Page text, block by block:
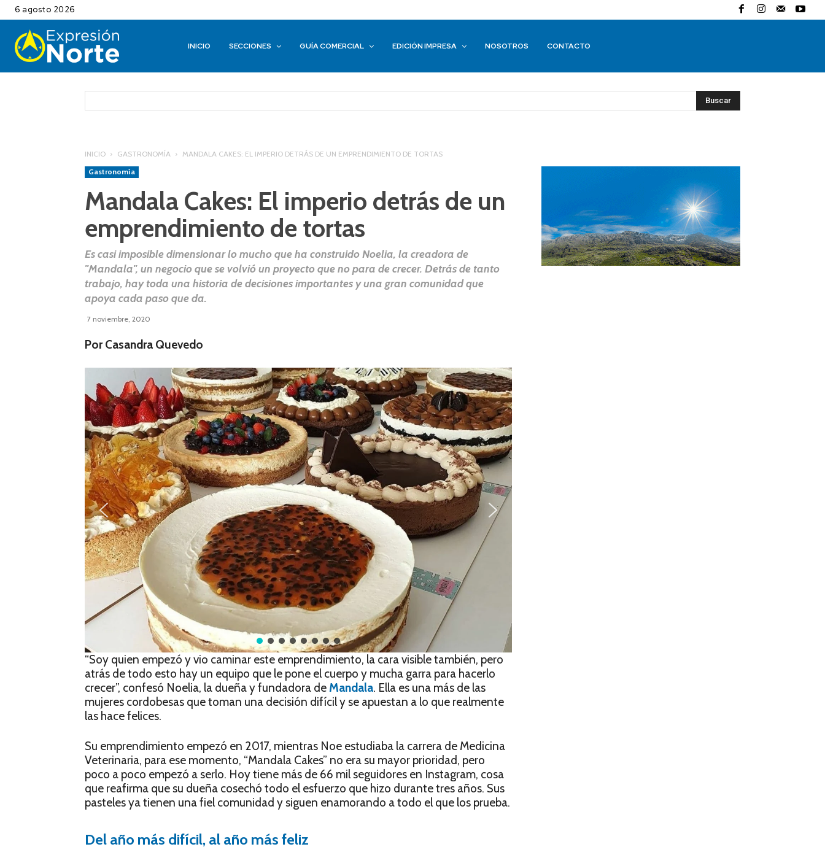
6 agosto 2026
INICIO SECCIONES GUÍA COMERCIAL EDICIÓN IMPRESA NOSOTROS CONTACTO
Buscar
INICIO GASTRONOMÍA
MANDALA CAKES: EL IMPERIO DETRÁS DE UN EMPRENDIMIENTO DE TORTAS
Gastronomía
Mandala Cakes: El imperio detrás de un
emprendimiento de tortas
Es casi imposible dimensionar lo mucho que ha construido Noelia, la creadora de
"Mandala", un negocio que se volvió un proyecto que no para de crecer. Detrás de tanto
trabajo, hay toda una historia de decisiones importantes y una gran comunidad que
apoya cada paso que da.
7 noviembre, 2020
Por Casandra Quevedo
“Soy quien empezó y vio caminar este emprendimiento, la cara visible también, pero
atrás de todo esto hay un equipo que le pone el cuerpo y mucha garra para hacerlo
crecer”, confesó Noelia, la dueña y fundadora de Mandala. Ella es una más de las
mujeres cordobesas que toman una decisión difícil y se apuestan a lo que realmente
las hace felices.
Su emprendimiento empezó en 2017, mientras Noe estudiaba la carrera de Medicina
Veterinaria, para ese momento, “Mandala Cakes” no era su mayor prioridad, pero
poco a poco empezó a serlo. Hoy tiene más de 66 mil seguidores en Instagram, cosa
que reafirma que su dueña cosechó todo el esfuerzo que hizo durante tres años. Sus
pasteles ya tienen una fiel comunidad y siguen enamorando a todo el que los prueba.
Del año más difícil, al año más feliz